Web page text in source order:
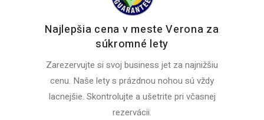
Najlepšia cena v meste Verona za
súkromné lety
Zarezervujte si svoj business jet za najnižšiu
cenu. Naše lety s prázdnou nohou sú vždy
lacnejšie. Skontrolujte a ušetrite pri včasnej
rezervácii.